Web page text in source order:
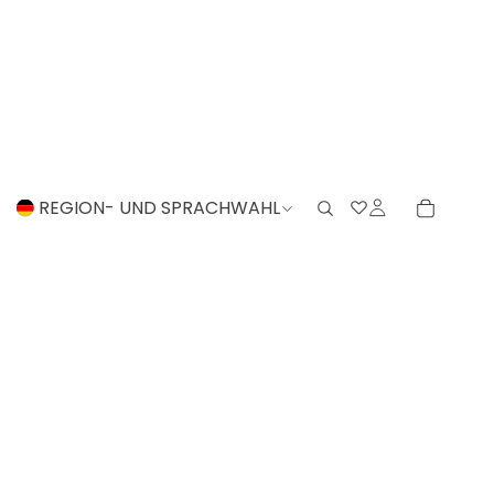
REGION- UND SPRACHWAHL